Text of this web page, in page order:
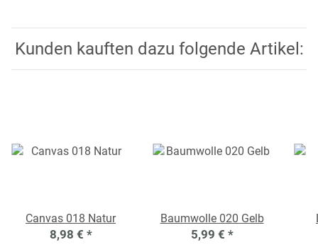
Kunden kauften dazu folgende Artikel:
Canvas 018 Natur
8,98 € *
Baumwolle 020 Gelb
5,99 € *